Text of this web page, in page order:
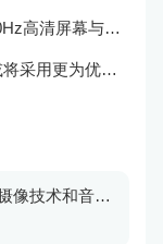
相机得到用户好评！
秀的屏幕和处理器
Sony Xperia 1 II发布：令人惊叹的摄像技术和音频表现，一次体验全方位！